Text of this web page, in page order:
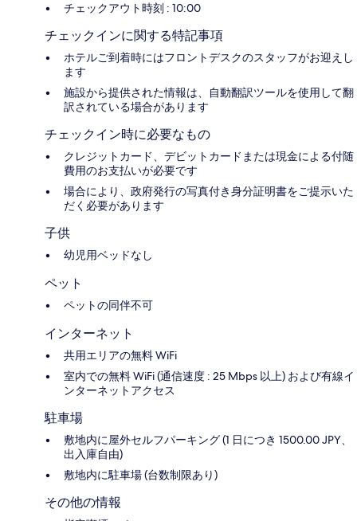
チェックアウト時刻 : 10:00
チェックインに関する特記事項
ホテルご到着時にはフロントデスクのスタッフがお迎えし
ます
施設から提供された情報は、自動翻訳ツールを使用して翻
訳されている場合があります
チェックイン時に必要なもの
クレジットカード、デビットカードまたは現金による付随
費用のお支払いが必要です
場合により、政府発行の写真付き身分証明書をご提示いた
だく必要があります
子供
幼児用ベッドなし
ペット
ペットの同伴不可
インターネット
共用エリアの無料 WiFi
室内での無料 WiFi (通信速度 : 25 Mbps 以上) および有線イ
ンターネットアクセス
駐車場
敷地内に屋外セルフパーキング (1 日につき 1500.00 JPY、
出入庫自由)
敷地内に駐車場 (台数制限あり)
その他の情報